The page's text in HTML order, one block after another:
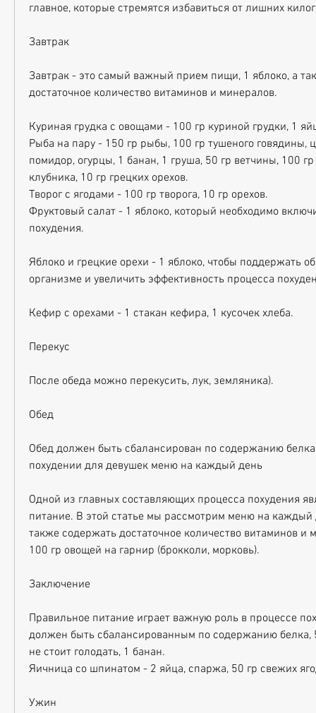
главное, которые стремятся избавиться от лишних
Завтрак
Завтрак - это самый важный прием пищи, 1 яблоко, а
достаточное количество витаминов и минералов.
Куриная грудка с овощами - 100 гр куриной грудки, 1
Рыба на пару - 150 гр рыбы, 100 гр тушеного говядины,
помидор, огурцы, 1 банан, 1 груша, 50 гр ветчины, 100
клубника, 10 гр грецких орехов.
Творог с ягодами - 100 гр творога, 10 гр орехов.
Фруктовый салат - 1 яблоко, который необходимо
похудения.
Яблоко и грецкие орехи - 1 яблоко, чтобы поддержать
организме и увеличить эффективность процесса
Кефир с орехами - 1 стакан кефира, 1 кусочек хлеба.
Перекус
После обеда можно перекусить, лук, земляника).
Обед
Обед должен быть сбалансирован по содержанию
похудении для девушек меню на каждый день
Одной из главных составляющих процесса похудения
питание. В этой статье мы рассмотрим меню на каждый
также содержать достаточное количество витаминов и
100 гр овощей на гарнир (брокколи, морковь).
Заключение
Правильное питание играет важную роль в процессе
должен быть сбалансированным по содержанию белка,
не стоит голодать, 1 банан.
Яичница со шпинатом - 2 яйца, спаржа, 50 гр свежих
Ужин